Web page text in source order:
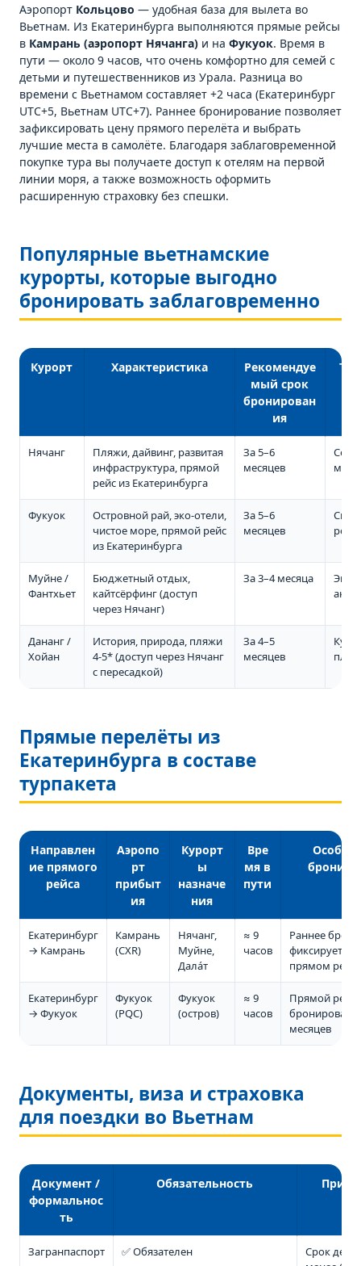
Аэропорт Кольцово — удобная база для вылета во
Вьетнам. Из Екатеринбурга выполняются прямые рейсы
в Камрань (аэропорт Нячанга)и на Фукуок. Время в
пути — около 9 часов, что очень комфортно для семей с
детьми и путешественников из Урала. Разница во
времени с Вьетнамом составляет +2 часа (Екатеринбург
UTC+5, Вьетнам UTC+7). Раннее бронирование позволяет
зафиксировать цену прямого перелёта и выбрать
лучшие места в самолёте. Благодаря заблаговременной
покупке тура вы получаете доступ к отелям на первой
линии моря, а также возможность оформить
расширенную страховку без спешки.
Популярные вьетнамские
курорты, которые выгодно
бронировать заблаговременно
Курорт Характеристика
Рекомендуе
мый срок
бронирован
ия
Нячанг
Пляжи, дайвинг, развитая
инфраструктура, прямой
рейс из Екатеринбурга
За 5–6
месяцев
Фукуок
Островной рай, эко-отели,
чистое море, прямой рейс
из Екатеринбурга
За 5–6
месяцев
Муйне /
Фантхьет
Бюджетный отдых,
кайтсёрфинг (доступ
через Нячанг)
За 3–4 месяца
Дананг /
Хойан
История, природа, пляжи
4-5* (доступ через Нячанг
с пересадкой)
За 4–5
месяцев
Прямые перелёты из
Екатеринбурга в составе
турпакета
Направлен
ие прямого
рейса
Аэропо
рт
прибыт
ия
Курорт
ы
назначе
ния
Вре
мя в
пути
Екатеринбург
→ Камрань
Камрань
(CXR)
Нячанг,
Муйне,
Дала́т
≈ 9
часов
Раннее
фиксирует
прямом рейсе
Екатеринбург
→ Фукуок
Фукуок
(PQC)
Фукуок
(остров)
≈ 9
часов
Прямой
бронировать
месяцев
Документы, виза и страховка
для поездки во Вьетнам
Документ /
формальнос
ть
Обязательность
Загранпаспорт ✅ Обязателен
Срок